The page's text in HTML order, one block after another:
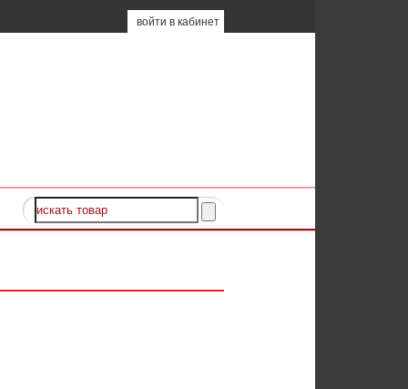
войти в кабинет